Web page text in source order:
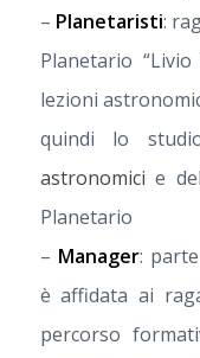
– Planetaristi:
Planetario
lezioni
quindi lo
astronomici e
Planetario
– Manager:
è affidata ai
percorso